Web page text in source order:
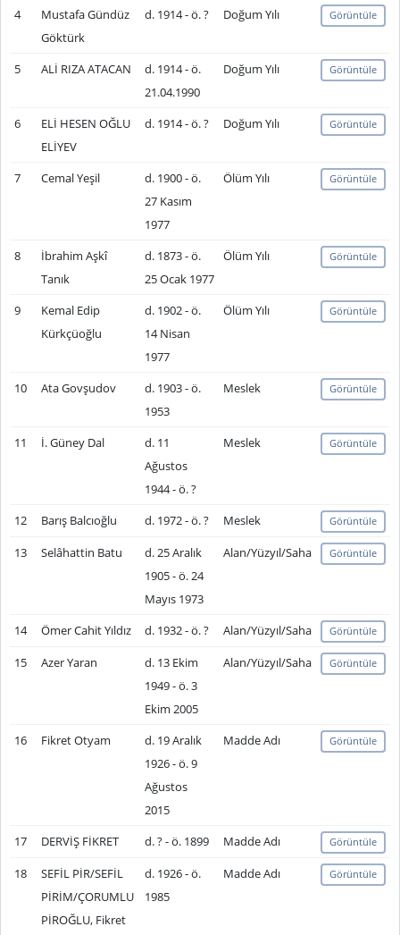
4
Mustafa Gündüz
Göktürk
d. 1914 - ö. ? Doğum Yılı Görüntüle
5 ALİ RIZA ATACAN
d. 1914 - ö.
21.04.1990
Doğum Yılı Görüntüle
6
ELİ HESEN OĞLU
ELİYEV
d. 1914 - ö. ? Doğum Yılı Görüntüle
7 Cemal Yeşil
d. 1900 - ö.
27 Kasım
1977
Ölüm Yılı Görüntüle
8
İbrahim Aşkî
Tanık
d. 1873 - ö.
25 Ocak 1977
Ölüm Yılı Görüntüle
9
Kemal Edip
Kürkçüoğlu
d. 1902 - ö.
14 Nisan
1977
Ölüm Yılı Görüntüle
10 Ata Govşudov
d. 1903 - ö.
1953
Meslek Görüntüle
11 İ. Güney Dal
d. 11
Ağustos
1944 - ö. ?
Meslek Görüntüle
12 Barış Balcıoğlu d. 1972 - ö. ? Meslek Görüntüle
13 Selâhattin Batu
d. 25 Aralık
1905 - ö. 24
Mayıs 1973
Alan/Yüzyıl/Saha Görüntüle
14 Ömer Cahit Yıldız d. 1932 - ö. ? Alan/Yüzyıl/Saha Görüntüle
15 Azer Yaran
d. 13 Ekim
1949 - ö. 3
Ekim 2005
Alan/Yüzyıl/Saha Görüntüle
16 Fikret Otyam
d. 19 Aralık
1926 - ö. 9
Ağustos
2015
Madde Adı Görüntüle
17 DERVİŞ FİKRET d. ? - ö. 1899 Madde Adı Görüntüle
18
SEFİL PİR/SEFİL
PİRİM/ÇORUMLU
PİROĞLU, Fikret
d. 1926 - ö.
1985
Madde Adı Görüntüle